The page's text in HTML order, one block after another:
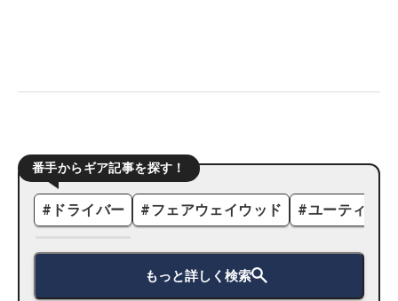
番手からギア記事を探す！
# ドライバー #フェアウェイウッド #ユーティリ
もっと詳しく検索